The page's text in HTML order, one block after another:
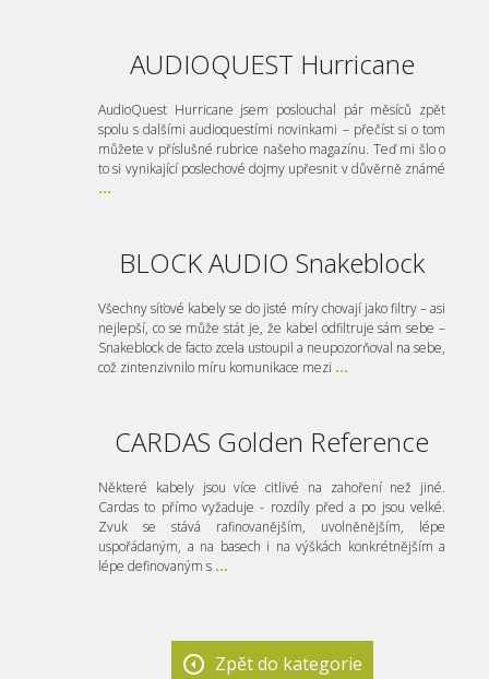
AUDIOQUEST Hurricane
AudioQuest Hurricane jsem poslouchal pár měsíců zpět
spolu s dalšími audioquestími novinkami – přečíst si o tom
můžete v příslušné rubrice našeho magazínu. Teď mi šlo o
to si vynikající poslechové dojmy upřesnit v důvěrně známé
...
BLOCK AUDIO Snakeblock
Všechny síťové kabely se do jisté míry chovají jako filtry – asi
nejlepší, co se může stát je, že kabel odfiltruje sám sebe –
Snakeblock de facto zcela ustoupil a neupozorňoval na sebe,
což zintenzivnilo míru komunikace mezi ...
CARDAS Golden Reference
Některé kabely jsou více citlivé na zahoření než jiné.
Cardas to přímo vyžaduje - rozdíly před a po jsou velké.
Zvuk se stává rafinovanějším, uvolněnějším, lépe
uspořádaným, a na basech i na výškách konkrétnějším a
lépe definovaným s ...
Zpět do kategorie